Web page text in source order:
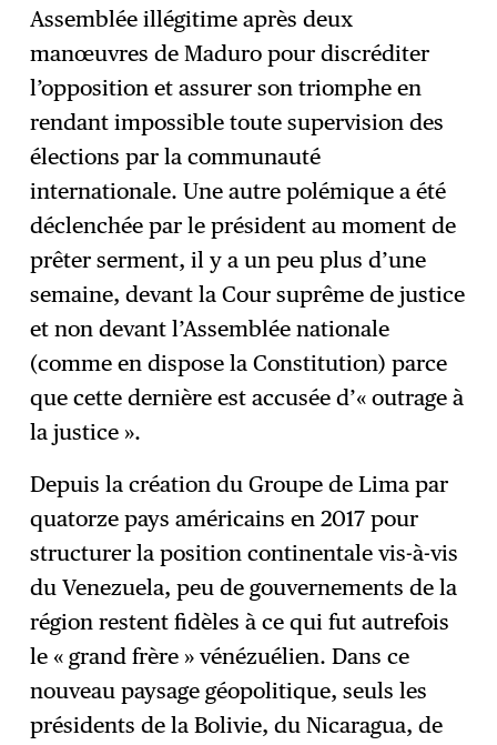
Assemblée illégitime après deux
manœuvres de Maduro pour discréditer
l’opposition et assurer son triomphe en
rendant impossible toute supervision des
élections par la communauté
internationale. Une autre polémique a été
déclenchée par le président au moment de
prêter serment, il y a un peu plus d’une
semaine, devant la Cour suprême de justice
et non devant l’Assemblée nationale
(comme en dispose la Constitution) parce
que cette dernière est accusée d’« outrage à
la justice ».
Depuis la création du Groupe de Lima par
quatorze pays américains en 2017 pour
structurer la position continentale vis-à-vis
du Venezuela, peu de gouvernements de la
région restent fidèles à ce qui fut autrefois
le « grand frère » vénézuélien. Dans ce
nouveau paysage géopolitique, seuls les
présidents de la Bolivie, du Nicaragua, de